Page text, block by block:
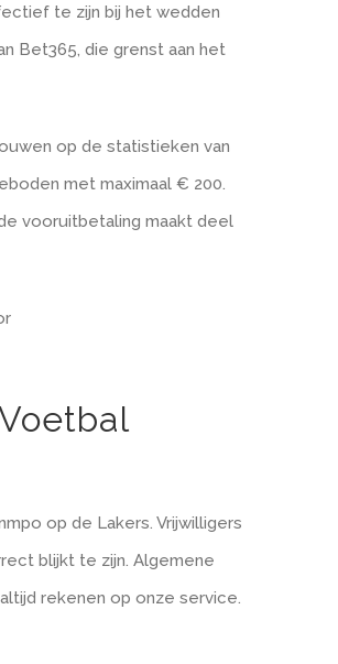
te zijn bij het wedden
Bet365, die grenst aan het
op de statistieken van
met maximaal € 200.
vooruitbetaling maakt deel
op de Lakers. Vrijwilligers
blijkt te zijn. Algemene
rekenen op onze service.